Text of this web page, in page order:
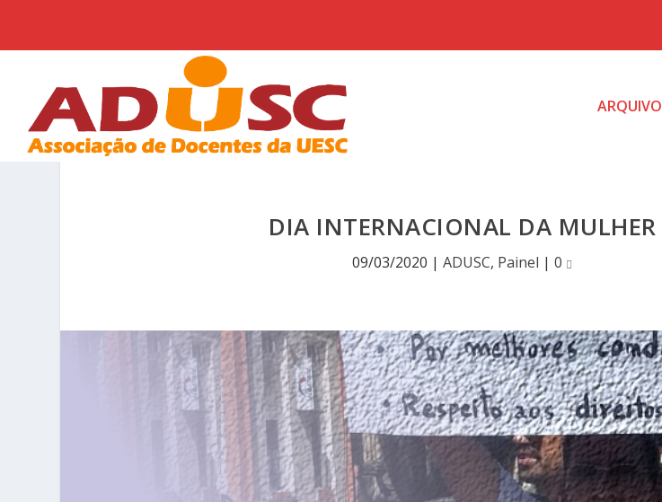
ARQUIVO
DIA INTERNACIONAL DA MULHER
09/03/2020 |ADUSC, Painel |0